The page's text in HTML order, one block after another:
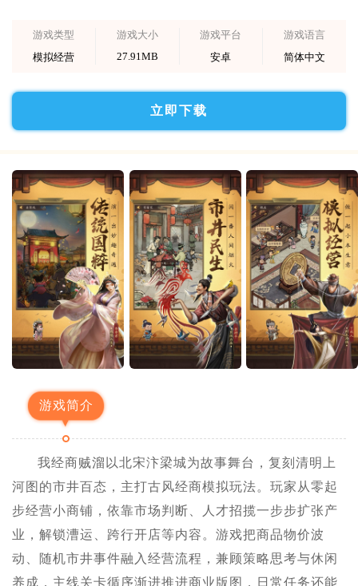
游戏类型
模拟经营
游戏大小
27.91MB
游戏平台
安卓
游戏语言
简体中文
立即下载
游戏简介
我经商贼溜以北宋汴梁城为故事舞台，复刻清明上
河图的市井百态，主打古风经商模拟玩法。玩家从零起
步经营小商铺，依靠市场判断、人才招揽一步步扩张产
业，解锁漕运、跨行开店等内容。游戏把商品物价波
动、随机市井事件融入经营流程，兼顾策略思考与休闲
养成，主线关卡循序渐进推进商业版图，日常任务还能